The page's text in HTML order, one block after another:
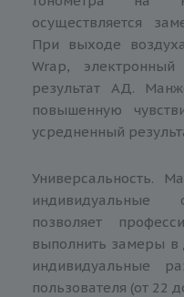
осуществляется
При выходе
Wrap,
результат АД.
повышенную
усредненный
Универсальность.
индивидуальные
позволяет
выполнить замеры в
индивидуальные
пользователя (от 22